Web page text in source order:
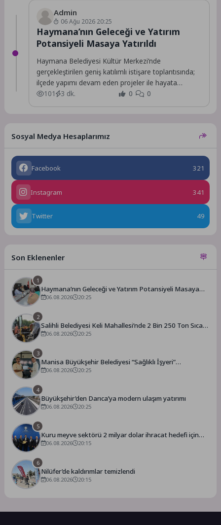
Admin
06 Ağu 2026 20:25
Haymana’nın Geleceği ve Yatırım
Potansiyeli Masaya Yatırıldı
Haymana Belediyesi Kültür Merkezi’nde
gerçekleştirilen geniş katılımlı istişare toplantısında;
ilçede yapımı devam eden projeler ile hayata
geçirilmesi planlanan yeni yatırımlar,...
101 3 dk. 0 0
Sosyal Medya Hesaplarımız
Facebook 321
Instagram 341
Twitter 49
Son Eklenenler
1
Haymana’nın Geleceği ve Yatırım Potansiyeli Masaya
Yatırıldı
06.08.2026 20:25
2
Salihli Belediyesi Keli Mahallesi’nde 2 Bin 250 Ton Sıcak
Asfalt Çalışmasını Tamamladı
06.08.2026 20:25
3
Manisa Büyükşehir Belediyesi “Sağlıklı İşyeri”
Sertifikasını Aldı
06.08.2026 20:25
4
Büyükşehir’den Darıca’ya modern ulaşım yatırımı
06.08.2026 20:25
5
Kuru meyve sektörü 2 milyar dolar ihracat hedefi için
Ankara’dan destek istedi
06.08.2026 20:15
6
Nilüfer’de kaldırımlar temizlendi
06.08.2026 20:15